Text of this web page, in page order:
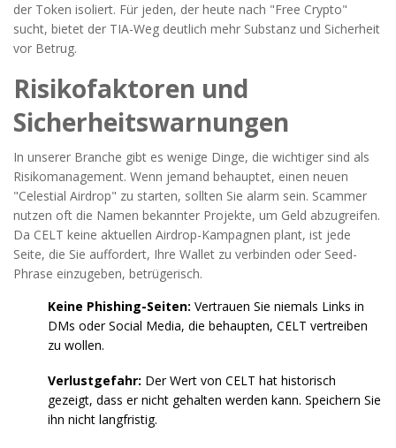
der Token isoliert. Für jeden, der heute nach "Free Crypto"
sucht, bietet der TIA-Weg deutlich mehr Substanz und Sicherheit
vor Betrug.
Risikofaktoren und
Sicherheitswarnungen
In unserer Branche gibt es wenige Dinge, die wichtiger sind als
Risikomanagement. Wenn jemand behauptet, einen neuen
"Celestial Airdrop" zu starten, sollten Sie alarm sein. Scammer
nutzen oft die Namen bekannter Projekte, um Geld abzugreifen.
Da CELT keine aktuellen Airdrop-Kampagnen plant, ist jede
Seite, die Sie auffordert, Ihre Wallet zu verbinden oder Seed-
Phrase einzugeben, betrügerisch.
Keine Phishing-Seiten: Vertrauen Sie niemals Links in
DMs oder Social Media, die behaupten, CELT vertreiben
zu wollen.
Verlustgefahr: Der Wert von CELT hat historisch
gezeigt, dass er nicht gehalten werden kann. Speichern Sie
ihn nicht langfristig.